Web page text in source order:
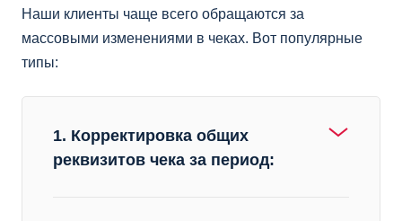
Наши клиенты чаще всего обращаются за
массовыми изменениями в чеках. Вот популярные
типы:
1. Корректировка общих
реквизитов чека за период: